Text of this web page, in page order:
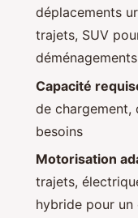
déplacements
trajets, SUV
Capacité
de chargement,
besoins
Motorisation
trajets,
hybride pour